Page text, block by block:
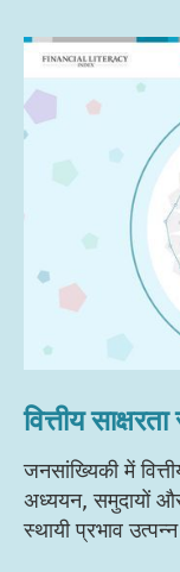
वित्तीय
जनसांख्यिकी में
अध्ययन, समुदायों
स्थायी प्रभाव